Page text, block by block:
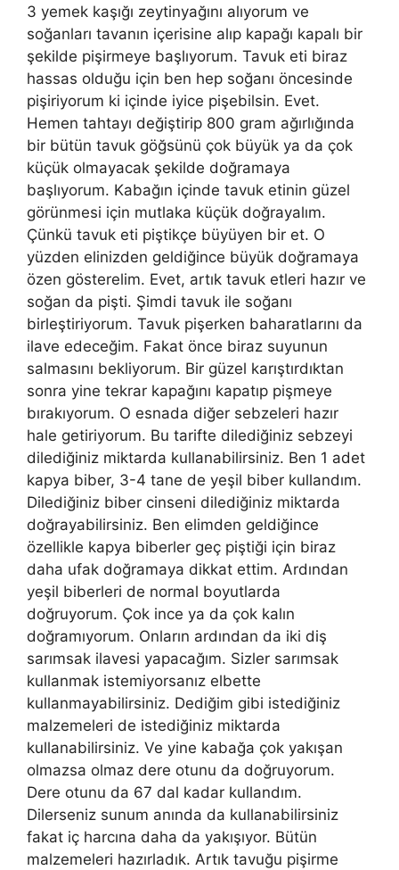
3 yemek kaşığı zeytinyağını alıyorum ve
soğanları tavanın içerisine alıp kapağı kapalı bir
şekilde pişirmeye başlıyorum. Tavuk eti biraz
hassas olduğu için ben hep soğanı öncesinde
pişiriyorum ki içinde iyice pişebilsin. Evet.
Hemen tahtayı değiştirip 800 gram ağırlığında
bir bütün tavuk göğsünü çok büyük ya da çok
küçük olmayacak şekilde doğramaya
başlıyorum. Kabağın içinde tavuk etinin güzel
görünmesi için mutlaka küçük doğrayalım.
Çünkü tavuk eti piştikçe büyüyen bir et. O
yüzden elinizden geldiğince büyük doğramaya
özen gösterelim. Evet, artık tavuk etleri hazır ve
soğan da pişti. Şimdi tavuk ile soğanı
birleştiriyorum. Tavuk pişerken baharatlarını da
ilave edeceğim. Fakat önce biraz suyunun
salmasını bekliyorum. Bir güzel karıştırdıktan
sonra yine tekrar kapağını kapatıp pişmeye
bırakıyorum. O esnada diğer sebzeleri hazır
hale getiriyorum. Bu tarifte dilediğiniz sebzeyi
dilediğiniz miktarda kullanabilirsiniz. Ben 1 adet
kapya biber, 3-4 tane de yeşil biber kullandım.
Dilediğiniz biber cinseni dilediğiniz miktarda
doğrayabilirsiniz. Ben elimden geldiğince
özellikle kapya biberler geç piştiği için biraz
daha ufak doğramaya dikkat ettim. Ardından
yeşil biberleri de normal boyutlarda
doğruyorum. Çok ince ya da çok kalın
doğramıyorum. Onların ardından da iki diş
sarımsak ilavesi yapacağım. Sizler sarımsak
kullanmak istemiyorsanız elbette
kullanmayabilirsiniz. Dediğim gibi istediğiniz
malzemeleri de istediğiniz miktarda
kullanabilirsiniz. Ve yine kabağa çok yakışan
olmazsa olmaz dere otunu da doğruyorum.
Dere otunu da 67 dal kadar kullandım.
Dilerseniz sunum anında da kullanabilirsiniz
fakat iç harcına daha da yakışıyor. Bütün
malzemeleri hazırladık. Artık tavuğu pişirme